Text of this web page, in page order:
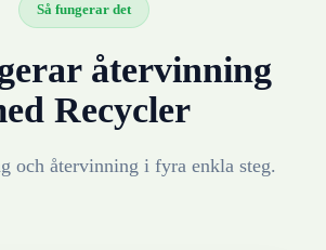
Så fungerar det
återvinning
Recycler
och återvinning i fyra enkla steg.